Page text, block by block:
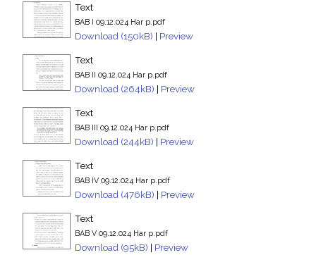
Text
BAB I 09.12.024 Har p.pdf
Download (150kB) | Preview
Text
BAB II 09.12.024 Har p.pdf
Download (264kB) | Preview
Text
BAB III 09.12.024 Har p.pdf
Download (244kB) | Preview
Text
BAB IV 09.12.024 Har p.pdf
Download (476kB) | Preview
Text
BAB V 09.12.024 Har p.pdf
Download (95kB) | Preview